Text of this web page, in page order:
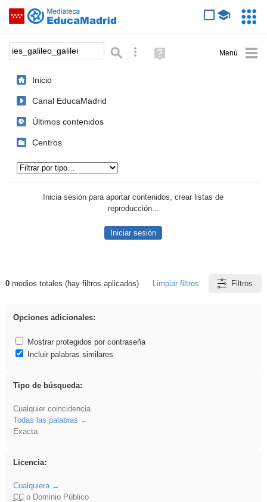
Saltar navegación
Palabra o frase: Búsqueda avanzada
Ayuda
(en
Inicio
Canal EducaMadrid
Últimos contenidos
Centros
Inicia sesión para aportar contenidos, crear listas de
reproducción...
Iniciar sesión
Resultados de: ies_galileo_galilei
0medios totales (hay filtros aplicados) Limpiar filtros Filtros
Opciones adicionales:
Mostrar protegidos por contraseña
Incluir palabras similares
Tipo de búsqueda:
Cualquier coincidencia
Todas las palabras
Exacta
Licencia:
Cualquiera
CCo Dominio Público